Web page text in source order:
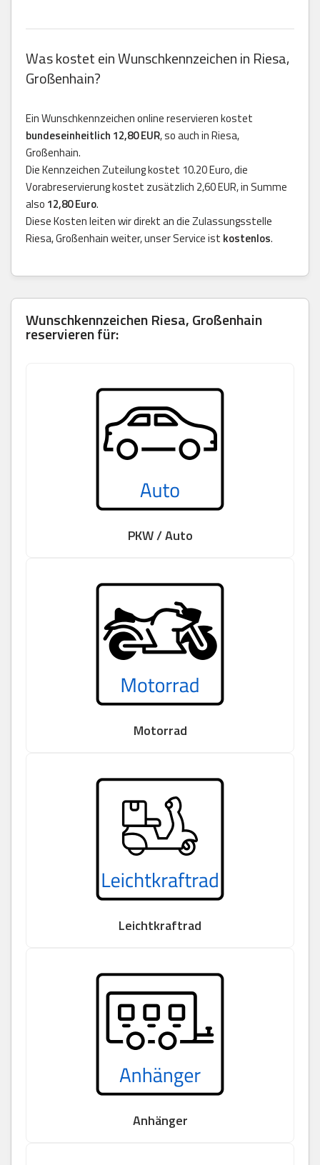
Was kostet ein Wunschkennzeichen in Riesa,
Großenhain?
Ein Wunschkennzeichen online reservieren kostet
bundeseinheitlich 12,80 EUR, so auch in Riesa,
Großenhain.
Die Kennzeichen Zuteilung kostet 10.20 Euro, die
Vorabreservierung kostet zusätzlich 2,60 EUR, in Summe
also 12,80 Euro.
Diese Kosten leiten wir direkt an die Zulassungsstelle
Riesa, Großenhain weiter, unser Service ist kostenlos.
Wunschkennzeichen Riesa, Großenhain
reservieren für:
PKW / Auto
Motorrad
Leichtkraftrad
Anhänger